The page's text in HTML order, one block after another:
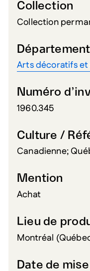
Collection
Collection
Département
Arts décoratifs et
Numéro
1960.345
Culture /
Canadienne;
Mention
Achat
Lieu de
Montréal
Date de